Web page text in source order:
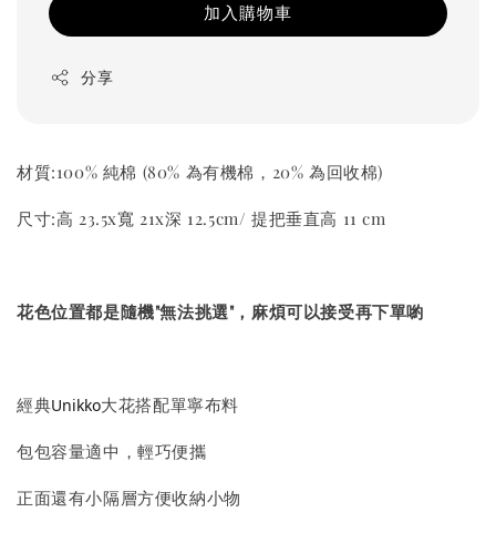
加入購物車
分享
材質:100% 純棉 (80% 為有機棉，20% 為回收棉)
尺寸:高 23.5x寬 21x深 12.5cm/ 提把垂直高 11 cm
花色位置都是隨機"無法挑選"，麻煩可以接受再下單喲
經典Unikko大花搭配單寧布料
包包容量適中，輕巧便攜
正面還有小隔層方便收納小物